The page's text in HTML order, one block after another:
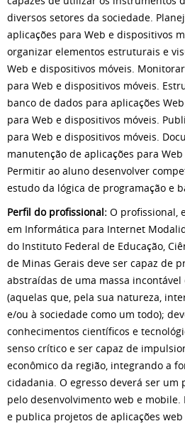
diversos setores da sociedade.
aplicações para Web e dispositivos
organizar elementos estruturais e
Web e dispositivos móveis.
para Web e dispositivos móveis.
banco de dados para aplicações
para Web e dispositivos móveis.
para Web e dispositivos móveis.
manutenção de aplicações para
Permitir ao aluno desenvolver
estudo da lógica de programação e
Perfil do profissional: O profissional,
em Informática para Internet
do Instituto Federal de Educação,
de Minas Gerais deve ser capaz de
abstraídas de uma massa incontável
(aquelas que, pela sua natureza,
e/ou à sociedade como um todo);
conhecimentos científicos e
senso crítico e ser capaz de
econômico da região, integrando a
cidadania. O egresso deverá ser um
pelo desenvolvimento web e mobile.
e publica projetos de aplicações